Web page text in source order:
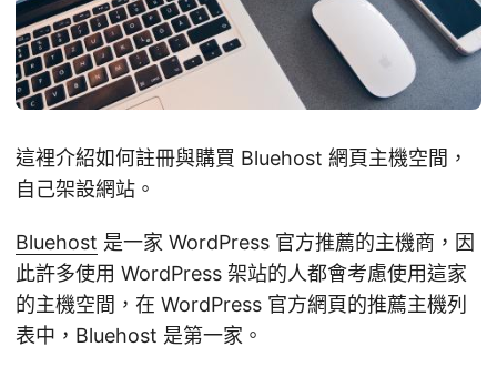
這裡介紹如何註冊與購買 Bluehost 網頁主機空間，
自己架設網站。
Bluehost 是一家 WordPress 官方推薦的主機商，因
此許多使用 WordPress 架站的人都會考慮使用這家
的主機空間，在 WordPress 官方網頁的推薦主機列
表中，Bluehost 是第一家。